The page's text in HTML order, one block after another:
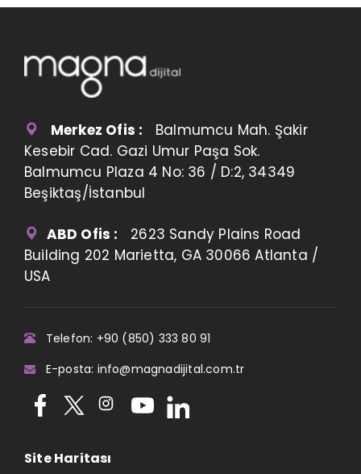
Merkez Ofis : Balmumcu Mah. Şakir
Kesebir Cad. Gazi Umur Paşa Sok.
Balmumcu Plaza 4 No: 36 / D:2, 34349
Beşiktaş/İstanbul
ABD Ofis : 2623 Sandy Plains Road
Building 202 Marietta, GA 30066 Atlanta /
USA
Telefon: +90 (850) 333 80 91
E-posta: info@magnadijital.com.tr
Site Haritası